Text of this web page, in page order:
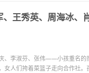
、王秀英、周海冰
、李淑芬、张伟——小孩重名
人们挎着菜篮子走向合作社